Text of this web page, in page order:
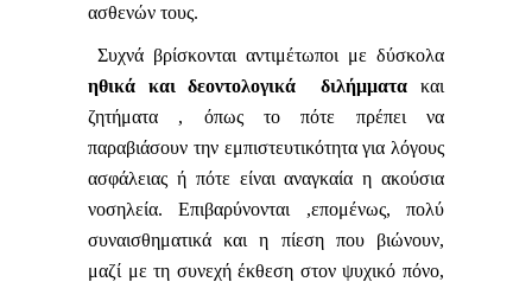
ασθενών τους.
Συχνά βρίσκονται αντιμέτωποι με δύσκολα
ηθικά και δεοντολογικά διλήμματα και
ζητήματα , όπως το πότε πρέπει να
παραβιάσουν την εμπιστευτικότητα για λόγους
ασφάλειας ή πότε είναι αναγκαία η ακούσια
νοσηλεία. Επιβαρύνονται ,επομένως, πολύ
συναισθηματικά και η πίεση που βιώνουν,
μαζί με τη συνεχή έκθεση στον ψυχικό πόνο,